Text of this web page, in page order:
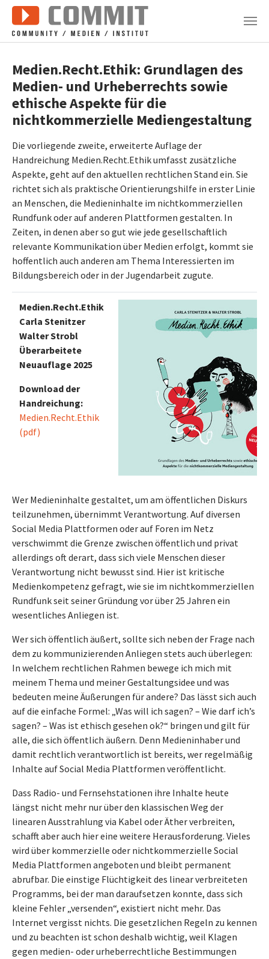
Zum Hauptinhalt springen
Medien.Recht.Ethik: Grundlagen des
Medien- und Urheberrechts sowie
ethische Aspekte für die
nichtkommerzielle Mediengestaltung
Die vorliegende zweite, erweiterte Auflage der
Handreichung Medien.Recht.Ethik umfasst zusätzliche
Aspekte, geht auf den aktuellen rechtlichen Stand ein. Sie
richtet sich als praktische Orientierungshilfe in erster Linie
an Menschen, die Medieninhalte im nichtkommerziellen
Rundfunk oder auf anderen Plattformen gestalten. In
Zeiten, in denen aber so gut wie jede gesellschaftlich
relevante Kommunikation über Medien erfolgt, kommt sie
hoffentlich auch anderen am Thema Interessierten im
Bildungsbereich oder in der Jugendarbeit zugute.
Medien.Recht.Ethik
Carla Stenitzer
Walter Strobl
Überarbeitete
Neuauflage 2025
Download der
Handreichung:
Medien.Recht.Ethik
(pdf)
Wer Medieninhalte gestaltet, um am öffentlichen Diskurs
teilzunehmen, übernimmt Verantwortung. Auf diversen
Social Media Plattformen oder auf Foren im Netz
verschwimmt die Grenze zwischen öffentlich und privat
allerdings oft derart, dass sich viele Menschen dieser
Verantwortung nicht bewusst sind. Hier ist kritische
Medienkompetenz gefragt, wie sie im nichtkommerziellen
Rundfunk seit seiner Gründung vor über 25 Jahren ein
wesentliches Anliegen ist.
Wer sich öffentlich äußert, sollte sich neben der Frage nach
dem zu kommunizierenden Anliegen stets auch überlegen:
In welchem rechtlichen Rahmen bewege ich mich mit
meinem Thema und meiner Gestaltungsidee und was
bedeuten meine Äußerungen für andere? Das lässt sich auch
auf die einfache Formel: „Was will ich sagen? – Wie darf ich’s
sagen? – Was ist ethisch gesehen ok?“ bringen und gilt für
alle, die sich öffentlich äußern. Denn Medieninhaber und
damit rechtlich verantwortlich ist bereits, wer regelmäßig
Inhalte auf Social Media Plattformen veröffentlicht.
Dass Radio- und Fernsehstationen ihre Inhalte heute
längst nicht mehr nur über den klassischen Weg der
linearen Ausstrahlung via Kabel oder Äther verbreiten,
schafft aber auch hier eine weitere Herausforderung. Vieles
wird über kommerzielle oder nichtkommerzielle Social
Media Plattformen angeboten und bleibt permanent
abrufbar. Die einstige Flüchtigkeit des linear verbreiteten
Programms, bei der man daraufsetzen konnte, dass sich
kleine Fehler „versenden“, existiert nicht mehr. Das
Internet vergisst nichts. Die gesetzlichen Regeln zu kennen
und zu beachten ist schon deshalb wichtig, weil Klagen
gegen medien- oder urheberrechtliche Bestimmungen